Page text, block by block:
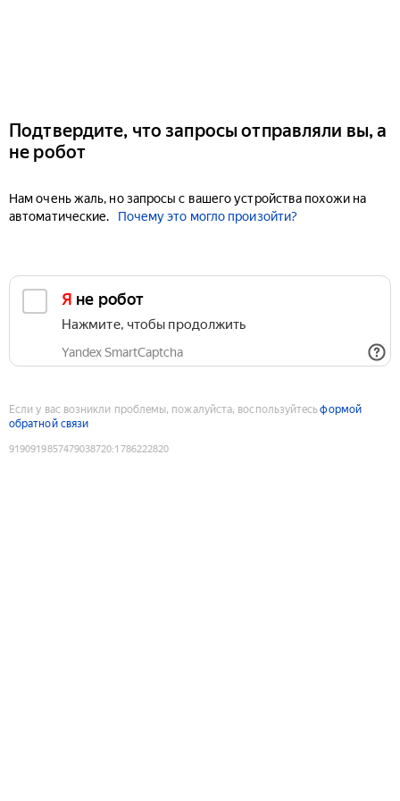
Подтвердите, что запросы отправляли вы, а
не робот
Нам очень жаль, но запросы с вашего устройства похожи на
автоматические.
Почему это могло произойти?
Я не робот
Нажмите, чтобы продолжить
Yandex SmartCaptcha
Если у вас возникли проблемы, пожалуйста, воспользуйтесьформой
обратной связи
9190919857479038720:1786222820